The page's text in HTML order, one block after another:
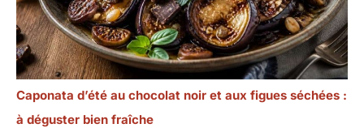
Caponata d’été au chocolat noir et aux figues séchées :
à déguster bien fraîche